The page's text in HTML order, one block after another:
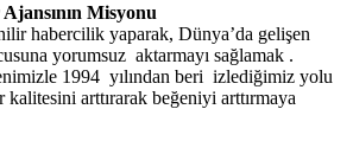
Misyonu
habercilik yaparak, Dünya’da gelişen
yorumsuz aktarmayı sağlamak .
1994 yılından beri izlediğimiz yolu
kalitesini arttırarak beğeniyi arttırmaya